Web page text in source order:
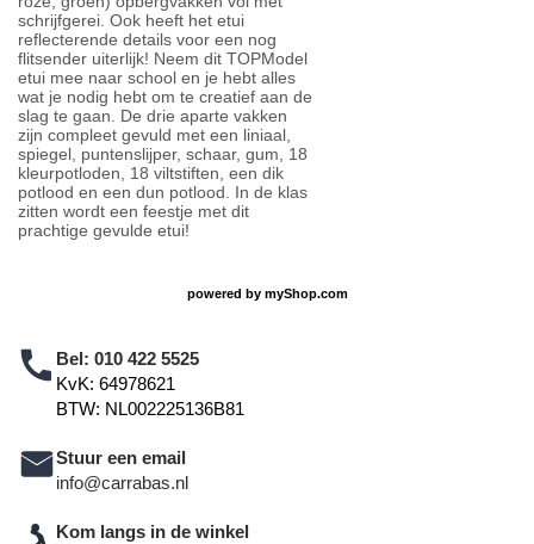
schrijfgerei. Ook heeft het etui
reflecterende details voor een nog
flitsender uiterlijk! Neem dit TOPModel
etui mee naar school en je hebt alles
wat je nodig hebt om te creatief aan de
slag te gaan. De drie aparte vakken
zijn compleet gevuld met een liniaal,
spiegel, puntenslijper, schaar, gum, 18
kleurpotloden, 18 viltstiften, een dik
potlood en een dun potlood. In de klas
zitten wordt een feestje met dit
prachtige gevulde etui!
powered by myShop.com
Bel: 010 422 5525
KvK: 64978621
BTW: NL002225136B81
Stuur een email
info@carrabas.nl
Kom langs in de winkel